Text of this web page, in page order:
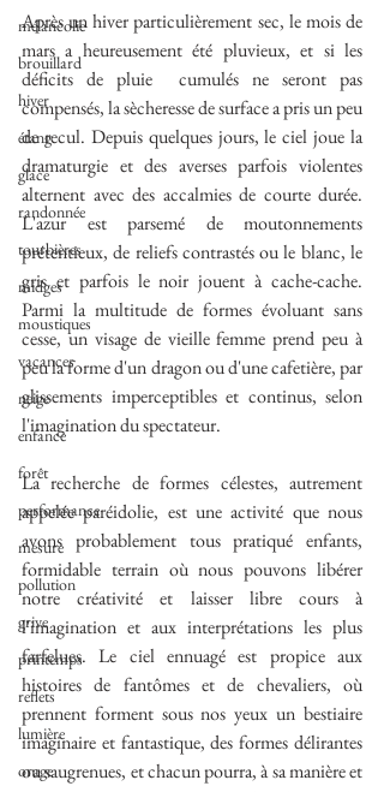
mélancolie
brouillard
hiver
étang
glace
randonnée
tourbières
midges
moustiques
vacances
neige
enfance
forêt
performance
mesure
pollution
grive
printemps
reflets
lumière
orage
Après un hiver particulièrement sec, le mois de
mars a heureusement été pluvieux, et si les
déficits de pluie  cumulés ne seront pas
compensés, la sècheresse de surface a pris un peu
de recul. Depuis quelques jours, le ciel joue la
dramaturgie et des averses parfois violentes
alternent avec des accalmies de courte durée.
L'azur est parsemé de moutonnements
prétentieux, de reliefs contrastés ou le blanc, le
gris et parfois le noir jouent à cache-cache.
Parmi la multitude de formes évoluant sans
cesse, un visage de vieille femme prend peu à
peu la forme d'un dragon ou d'une cafetière, par
glissements imperceptibles et continus, selon
l'imagination du spectateur.
La recherche de formes célestes, autrement
appelée paréidolie, est une activité que nous
avons probablement tous pratiqué enfants,
formidable terrain où nous pouvons libérer
notre créativité et laisser libre cours à
l'imagination et aux interprétations les plus
farfelues. Le ciel ennuagé est propice aux
histoires de fantômes et de chevaliers, où
prennent forment sous nos yeux un bestiaire
imaginaire et fantastique, des formes délirantes
ou saugrenues, et chacun pourra, à sa manière et